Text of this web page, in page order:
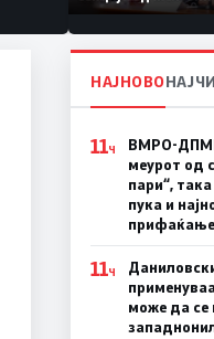
Коридор 8,
станува
Балканот
НАЈНОВО
11Ч
ВМРО-
меурот од
пари“,
пука и
11Ч
може да се